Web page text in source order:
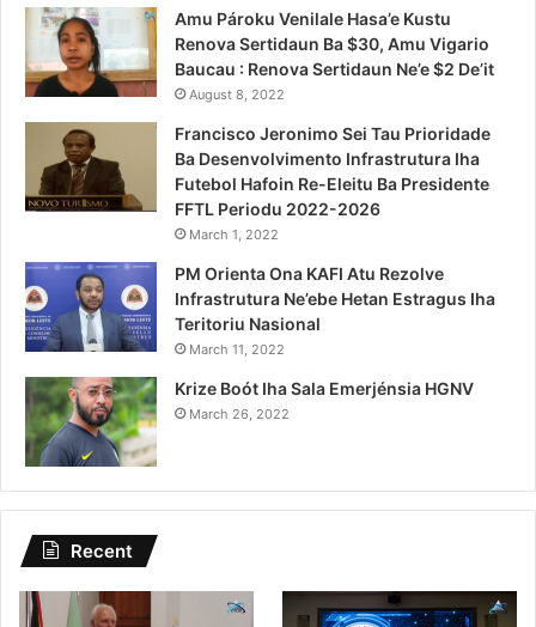
Amu Pároku Venilale Hasa’e Kustu
Renova Sertidaun Ba $30, Amu Vigario
Baucau : Renova Sertidaun Ne’e $2 De’it
August 8, 2022
Francisco Jeronimo Sei Tau Prioridade
Ba Desenvolvimento Infrastrutura Iha
Futebol Hafoin Re-Eleitu Ba Presidente
FFTL Periodu 2022-2026
March 1, 2022
PM Orienta Ona KAFI Atu Rezolve
Infrastrutura Ne’ebe Hetan Estragus Iha
Teritoriu Nasional
March 11, 2022
Krize Boót Iha Sala Emerjénsia HGNV
March 26, 2022
Recent